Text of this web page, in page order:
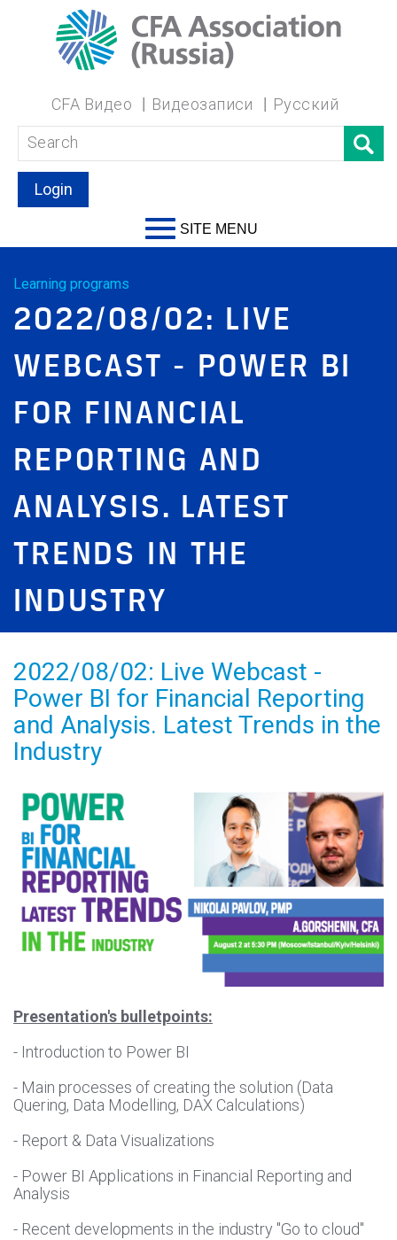
CFA Видео Видеозаписи Русский
Login
SITE MENU
Learning programs
2022/08/02: LIVE
WEBCAST - POWER BI
FOR FINANCIAL
REPORTING AND
ANALYSIS. LATEST
TRENDS IN THE
INDUSTRY
2022/08/02: Live Webcast -
Power BI for Financial Reporting
and Analysis. Latest Trends in the
Industry
Presentation's bulletpoints:
- Introduction to Power BI
- Main processes of creating the solution (Data
Quering, Data Modelling, DAX Calculations)
- Report & Data Visualizations
- Power BI Applications in Financial Reporting and
Analysis
- Recent developments in the industry "Go to cloud"